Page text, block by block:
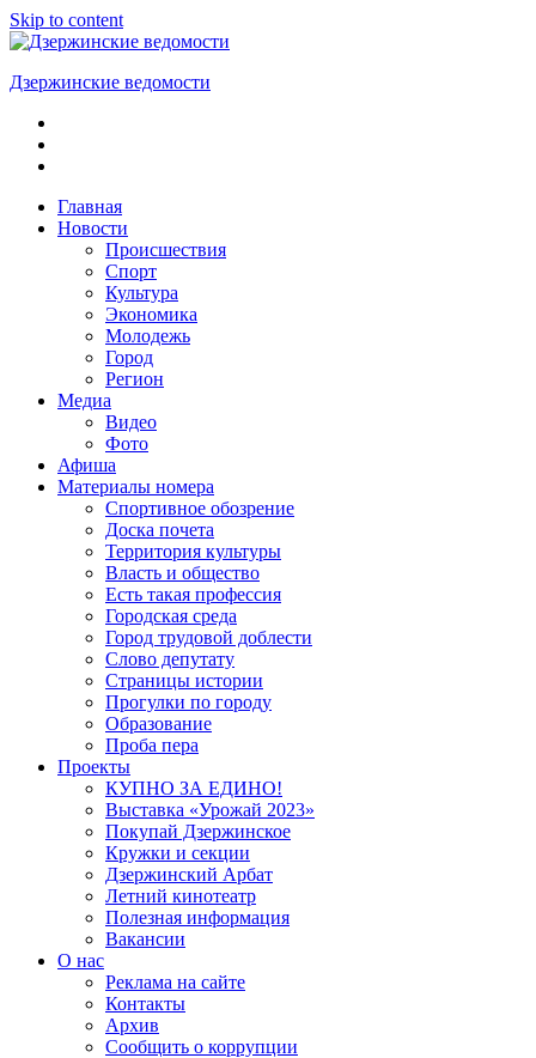
Skip to content
Дзержинские ведомости
ОБЩЕСТВЕННО-
ПОЛИТИЧЕСКАЯ
ГАЗЕТАГлавная
Новости
Происшествия
Спорт
Культура
Экономика
Молодежь
Город
Регион
Медиа
Видео
Фото
Афиша
Материалы номера
Спортивное обозрение
Доска почета
Территория культуры
Власть и общество
Есть такая профессия
Городская среда
Город трудовой доблести
Слово депутату
Страницы истории
Прогулки по городу
Образование
Проба пера
Проекты
КУПНО ЗА ЕДИНО!
Выставка «Урожай 2023»
Покупай Дзержинское
Кружки и секции
Дзержинский Арбат
Летний кинотеатр
Полезная информация
Вакансии
О нас
Реклама на сайте
Контакты
Архив
Сообщить о коррупции